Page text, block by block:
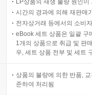
LP상품의 재생 불량 원인
시간의 경과에 의해 재판매
전자상거래 등에서의 소비
eBook 세트 상품은 일괄 구
1개의 상품으로 취급 및 판
우, 세트 상품 전부 및 세트
상품의 불량에 의한 반품,
준하여 처리됨